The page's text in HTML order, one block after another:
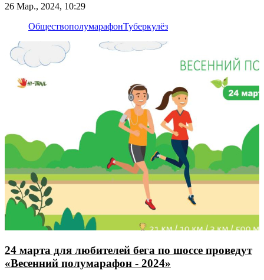
26 Мар., 2024, 10:29
ОбществополумарафонТуберкулёз
24 марта для любителей бега по шоссе проведут
«Весенний полумарафон - 2024»